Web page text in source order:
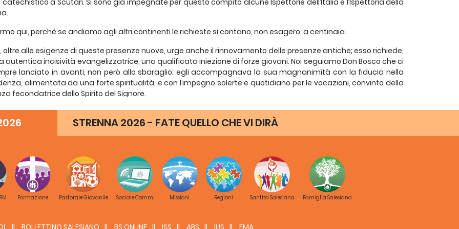
a Scutari. Si sono già impegnate per questo compito alcune Ispettorie dell’Italia e l’Ispettoria della
qui, perché se andiamo agli altri continenti le richieste si contano, non esagero, a centinaia.
oltre alle esigenze di queste presenze nuove, urge anche il rinnovamento delle presenze antiche; esso richiede,
autentica incisività evangelizzatrice, una qualificata iniezione di forze giovani. Noi seguiamo Don Bosco che ci
lanciato in avanti, non però allo sbaraglio: egli accompagnava la sua magnanimità con la fiducia nella
alimentata da una forte spiritualità, e con l’impegno solerte e quotidiano per le vocazioni, convinto della
fecondatrice dello Spirito del Signore.
più grande di vocazioni proviene dall’immensità attuale della messe. I Pastori pregano ed esortano; non
semplicemente sulle strutture apostoliche di ieri, non si rinchiudono nell’ovile, ma guardano con zelo al
di oggi con le sue innumerevoli e incalzanti sfide; le considerano da pastori, non per scoraggiarsi ma per
II in qua, nei Sinodi, nelle Conferenze episcopali, nei viaggi papali, negli orientamenti magisteriali, il
di Pietro e i Vescovi ci parlano di audacia profetica. Sentono il forte soffio dello Spirito che lancia il Popolo di
nuovo cominciamento verso il terzo millennio della fede.
questa inquietudine di passione apostolica che vorrei presentarvi alcune riflessioni sul recente Sinodo dei
STRENNA 2026 - FATE QUELLO CHE VI DIRÀ
Formazione Pastorale Giovanile Sociale Comm. Missioni Regioni Santita Salesiana Famiglia Salesiana